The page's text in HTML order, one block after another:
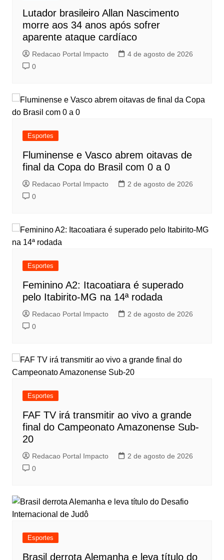
Lutador brasileiro Allan Nascimento
morre aos 34 anos após sofrer
aparente ataque cardíaco
Redacao Portal Impacto
4 de agosto de 2026
0
Esportes
Fluminense e Vasco abrem oitavas de
final da Copa do Brasil com 0 a 0
Redacao Portal Impacto
2 de agosto de 2026
0
Esportes
Feminino A2: Itacoatiara é superado
pelo Itabirito-MG na 14ª rodada
Redacao Portal Impacto
2 de agosto de 2026
0
Esportes
FAF TV irá transmitir ao vivo a grande
final do Campeonato Amazonense Sub-
20
Redacao Portal Impacto
2 de agosto de 2026
0
Esportes
Brasil derrota Alemanha e leva título do